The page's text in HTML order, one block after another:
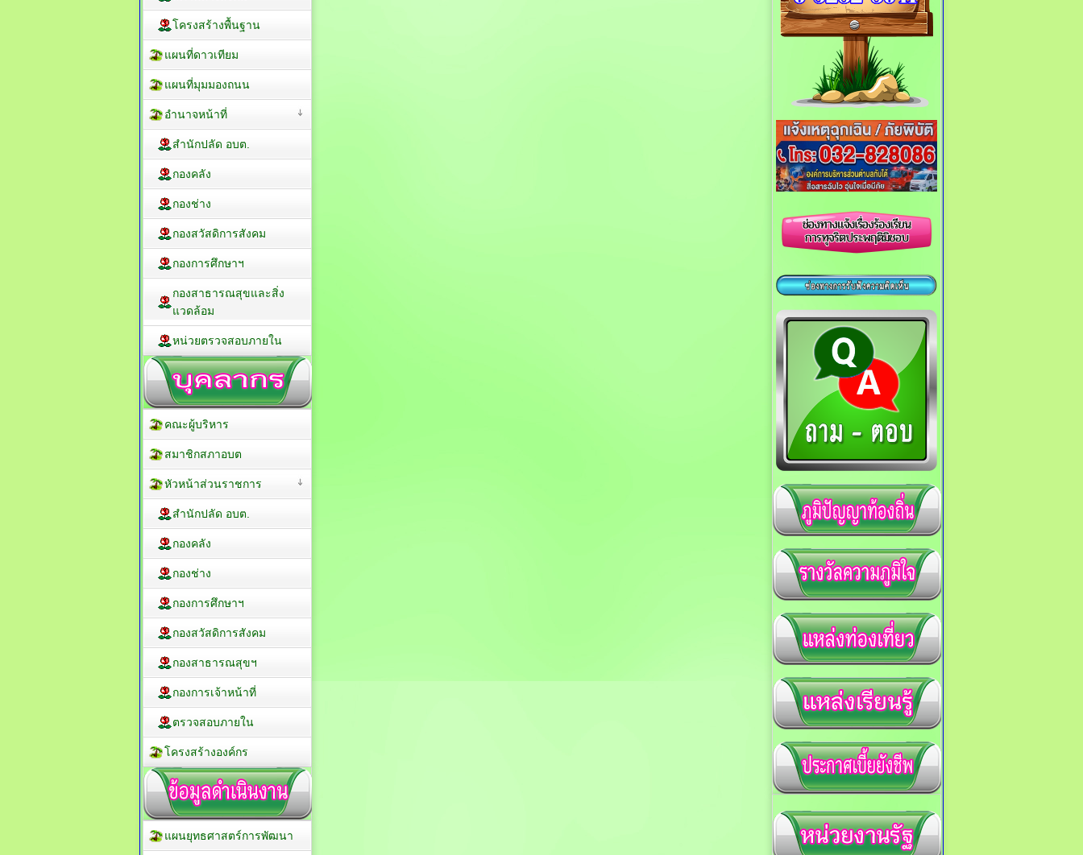
โครงสร้างพื้นฐาน
แผนที่ดาวเทียม
แผนที่มุมมองถนน
อำนาจหน้าที่
สำนักปลัด อบต.
กองคลัง
กองช่าง
กองสวัสดิการสังคม
กองการศึกษาฯ
กองสาธารณสุขและสิ่ง
แวดล้อม
หน่วยตรวจสอบภายใน
คณะผู้บริหาร
สมาชิกสภาอบต
หัวหน้าส่วนราชการ
สำนักปลัด อบต.
กองคลัง
กองช่าง
กองการศึกษาฯ
กองสวัสดิการสังคม
กองสาธารณสุขฯ
กองการเจ้าหน้าที่
ตรวจสอบภายใน
โครงสร้างองค์กร
แผนยุทธศาสตร์การพัฒนา